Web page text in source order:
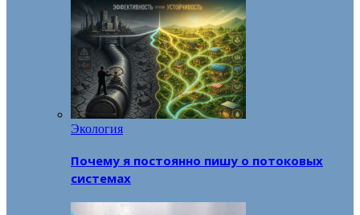
Экология
Почему я постоянно пишу о потоковых
системах